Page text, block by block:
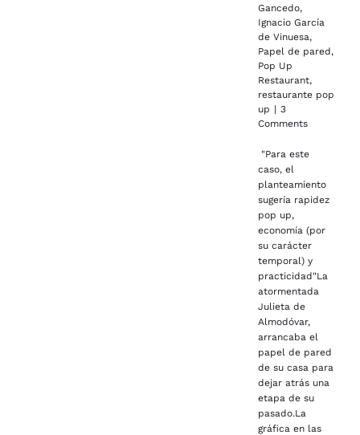
Gancedo,
Ignacio García
de Vinuesa,
Papel de pared,
Pop Up
Restaurant,
restaurante pop
up | 3
Comments
"Para este
caso, el
planteamiento
sugería rapidez
pop up,
economía (por
su carácter
temporal) y
practicidad"La
atormentada
Julieta de
Almodóvar,
arrancaba el
papel de pared
de su casa para
dejar atrás una
etapa de su
pasado.La
gráfica en las